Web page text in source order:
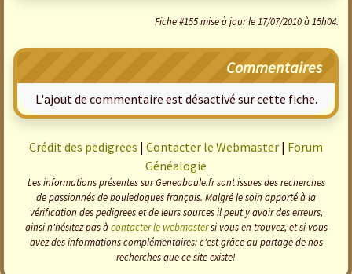
Fiche #155 mise à jour le 17/07/2010 à 15h04.
Commentaires
L'ajout de commentaire est désactivé sur cette fiche.
Crédit des pedigrees | Contacter le Webmaster | Forum
Généalogie
Les informations présentes sur Geneaboule.fr sont issues des recherches
de passionnés de bouledogues français. Malgré le soin apporté à la
vérification des pedigrees et de leurs sources il peut y avoir des erreurs,
ainsi n'hésitez pas àcontacter le webmastersi vous en trouvez, et si vous
avez des informations complémentaires: c'est grâce au partage de nos
recherches que ce site existe!